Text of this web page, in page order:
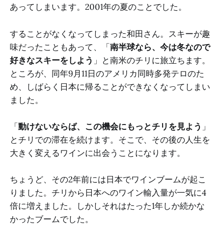
あってしまいます。2001年の夏のことでした。
することがなくなってしまった和田さん。スキーが趣
味だったこともあって、「南半球なら、今は冬なので
好きなスキーをしよう 」と南米のチリに旅立ちます。
ところが、同年9月11日のアメリカ同時多発テロのた
め、しばらく日本に帰ることができなくなってしまい
ました。
「動けないならば、この機会にもっとチリを見よう 」
とチリでの滞在を続けます。そこで、その後の人生を
大きく変えるワインに出会うことになります。
ちょうど、その2年前には日本でワインブームが起こ
りました。チリから日本へのワイン輸入量が一気に4
倍に増えました。しかしそれはたった1年しか続かな
かったブームでした。